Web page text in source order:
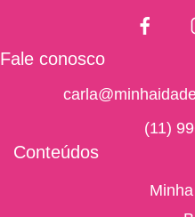
Fale conosco
(11)
Conteúdos